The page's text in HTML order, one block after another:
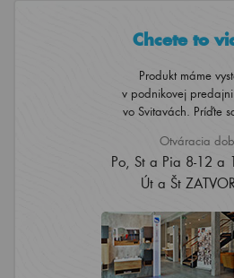
Chcete to
Produkt máme
v podnikovej
vo Svitavách. Príďte
Otváracia
Po, St a Pia 8-12 a
Út a Št